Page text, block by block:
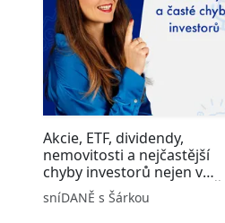
Akcie, ETF, dividendy,
nemovitosti a nejčastější
chyby investorů nejen v
daních | Podcast SníDANĚ s
Šárkou
sníDANĚ s Šárkou